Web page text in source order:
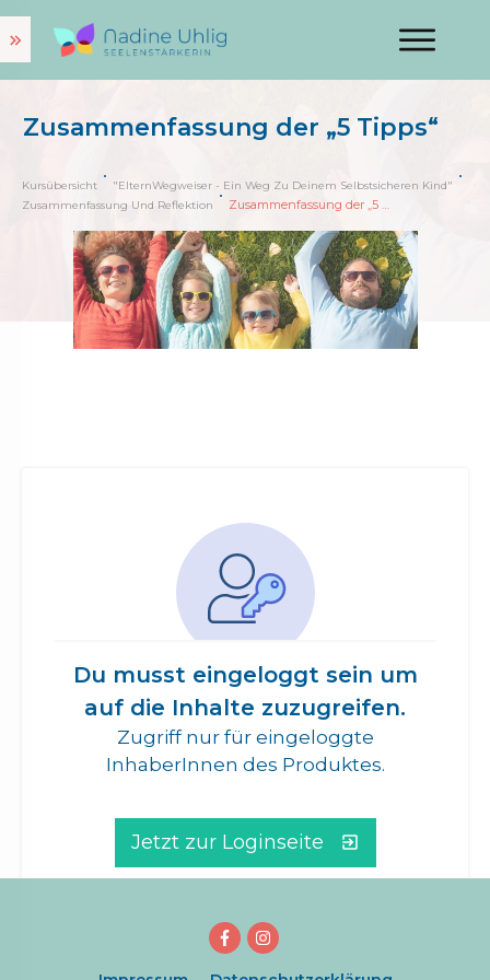
Zusammenfassung der „5 Tipps“
Kursübersicht
"ElternWegweiser - Ein Weg Zu Deinem Selbstsicheren Kind"
Zusammenfassung Und Reflektion
Zusammenfassung der „5 Tipps“
Du musst eingeloggt sein um
auf die Inhalte zuzugreifen.
Zugriff nur für eingeloggte
InhaberInnen des Produktes.
Jetzt zur Loginseite